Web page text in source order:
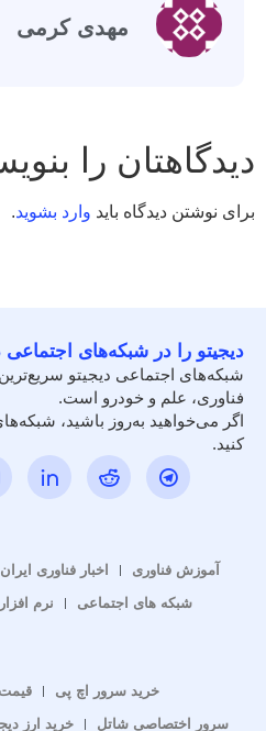
مهدی کرمی
دیدگاهتان را
برای نوشتن دیدگاه باید وارد بشوید.
دیجیتو را در شبکه‌های اجتماعی
شبکه‌های اجتماعی دیجیتو
فناوری، علم و خودرو است.
اگر می‌خواهید به‌روز باشید،
کنید.
آموزش فناوری اخبار فناوری ایران
شبکه های اجتماعی
نرم
خرید سرور اچ پی
قیمت
سرور اختصاصی شاتل
خرید ارز